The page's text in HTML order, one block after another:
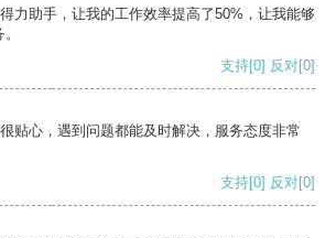
力助手，让我的工作效率提高了50%，让我能够
支持[0] 反对[0]
贴心，遇到问题都能及时解决，服务态度非常
支持[0] 反对[0]